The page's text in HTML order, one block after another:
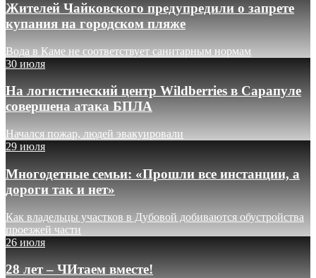
Жителей Чайковского предупредили о запрете
купания на городском пляже
Вода в Каме не соответствует санитарным нормам
30 июля
На логистический центр Wildberries в Сарапуле
совершена атака БПЛА
Начался пожар, людей эвакуировали
29 июля
Многодетные семьи: «Прошли все инстанции, а
дороги так и нет»
Как владельцы участков в Дубовой добиваются обустройства
проезжей части
26 июля
28 лет – ЧИтаем вместе!